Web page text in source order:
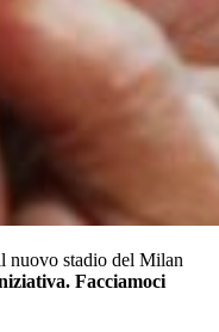
nuovo stadio del Milan
Facciamoci